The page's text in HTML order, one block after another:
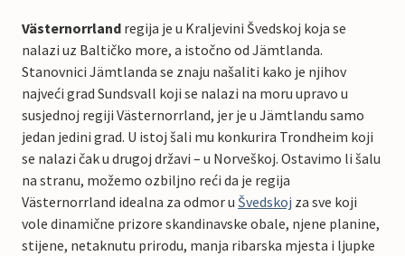
Västernorrland regija je u Kraljevini Švedskoj koja se
nalazi uz Baltičko more, a istočno od Jämtlanda.
Stanovnici Jämtlanda se znaju našaliti kako je njihov
najveći grad Sundsvall koji se nalazi na moru upravo u
susjednoj regiji Västernorrland, jer je u Jämtlandu samo
jedan jedini grad. U istoj šali mu konkurira Trondheim koji
se nalazi čak u drugoj državi – u Norveškoj. Ostavimo li šalu
na stranu, možemo ozbiljno reći da je regija
Västernorrland idealna za odmor u Švedskoj za sve koji
vole dinamične prizore skandinavske obale, njene planine,
stijene, netaknutu prirodu, manja ribarska mjesta i ljupke